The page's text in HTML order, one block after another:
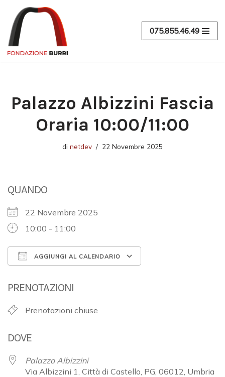
Vai
al
contenuto
075.855.46.49
Palazzo Albizzini Fascia
Oraria 10:00/11:00
di netdev 22 Novembre 2025
QUANDO
22 Novembre 2025
10:00 - 11:00
AGGIUNGI AL CALENDARIO
PRENOTAZIONI
Prenotazioni chiuse
DOVE
Palazzo Albizzini
Via Albizzini 1, Città di Castello, PG, 06012, Umbria